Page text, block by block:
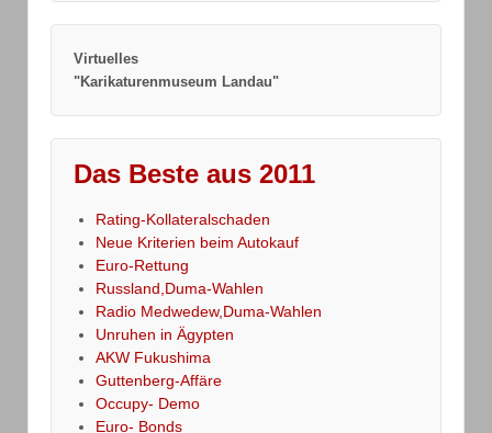
Virtuelles
"Karikaturenmuseum Landau"
Das Beste aus 2011
Rating-Kollateralschaden
Neue Kriterien beim Autokauf
Euro-Rettung
Russland,Duma-Wahlen
Radio Medwedew,Duma-Wahlen
Unruhen in Ägypten
AKW Fukushima
Guttenberg-Affäre
Occupy- Demo
Euro- Bonds